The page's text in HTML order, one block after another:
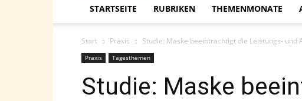
STARTSEITE RUBRIKEN THEMENMONATE
Start Praxis Studie: Maske beeinträchtigt die Leistungs-
Praxis Tagesthemen
Studie: Maske